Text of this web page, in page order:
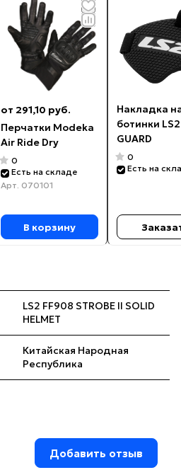
от 291,10 руб.
Перчатки Modeka
Air Ride Dry
0
Есть на складе
Арт. 070101
В корзину
Накладка
ботинки LS2
GUARD
0
Есть на
LS2 FF908 STROBE II SOLID
HELMET
Китайская Народная
Республика
Добавить отзыв